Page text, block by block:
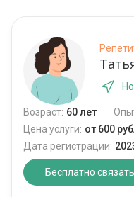
Возраст: 60 лет
Цена услуги: от 600
Дата регистрации:
Бесплатно